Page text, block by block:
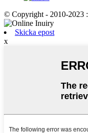
© Copyright - 2010-2023
Skicka epost
x